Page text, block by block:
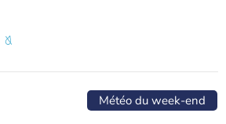
Météo du week-end